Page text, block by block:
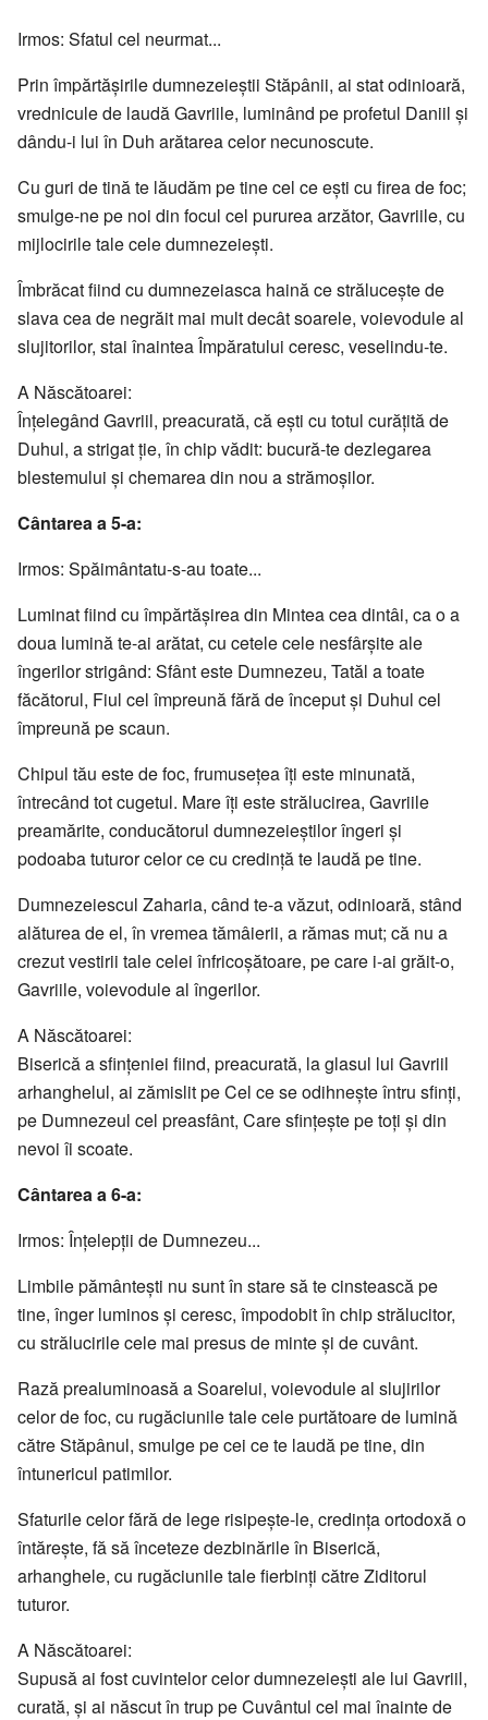
Irmos: Sfatul cel neurmat...
Prin împărtăşirile dumnezeieştii Stăpânii, ai stat odinioară,
vrednicule de laudă Gavriile, luminând pe profetul Daniil şi
dându-i lui în Duh arătarea celor necunoscute.
Cu guri de tină te lăudăm pe tine cel ce eşti cu firea de foc;
smulge-ne pe noi din focul cel pururea arzător, Gavriile, cu
mijlocirile tale cele dumnezeieşti.
Îmbrăcat fiind cu dumnezeiasca haină ce străluceşte de
slava cea de negrăit mai mult decât soarele, voievodule al
slujitorilor, stai înaintea Împăratului ceresc, veselindu-te.
A Născătoarei:
Înţelegând Gavriil, preacurată, că eşti cu totul curăţită de
Duhul, a strigat ţie, în chip vădit: bucură-te dezlegarea
blestemului şi chemarea din nou a strămoşilor.
Cântarea a 5-a:
Irmos: Spăimântatu-s-au toate...
Luminat fiind cu împărtăşirea din Mintea cea dintâi, ca o a
doua lumină te-ai arătat, cu cetele cele nesfârşite ale
îngerilor strigând: Sfânt este Dumnezeu, Tatăl a toate
făcătorul, Fiul cel împreună fără de început şi Duhul cel
împreună pe scaun.
Chipul tău este de foc, frumuseţea îţi este minunată,
întrecând tot cugetul. Mare îţi este strălucirea, Gavriile
preamărite, conducătorul dumnezeieştilor îngeri şi
podoaba tuturor celor ce cu credinţă te laudă pe tine.
Dumnezeiescul Zaharia, când te-a văzut, odinioară, stând
alăturea de el, în vremea tămâierii, a rămas mut; că nu a
crezut vestirii tale celei înfricoşătoare, pe care i-ai grăit-o,
Gavriile, voievodule al îngerilor.
A Născătoarei:
Biserică a sfinţeniei fiind, preacurată, la glasul lui Gavriil
arhanghelul, ai zămislit pe Cel ce se odihneşte întru sfinţi,
pe Dumnezeul cel preasfânt, Care sfinţeşte pe toţi şi din
nevoi îi scoate.
Cântarea a 6-a:
Irmos: Înţelepţii de Dumnezeu...
Limbile pământeşti nu sunt în stare să te cinstească pe
tine, înger luminos şi ceresc, împodobit în chip strălucitor,
cu strălucirile cele mai presus de minte şi de cuvânt.
Rază prealuminoasă a Soarelui, voievodule al slujirilor
celor de foc, cu rugăciunile tale cele purtătoare de lumină
către Stăpânul, smulge pe cei ce te laudă pe tine, din
întunericul patimilor.
Sfaturile celor fără de lege risipeşte-le, credinţa ortodoxă o
întăreşte, fă să înceteze dezbinările în Biserică,
arhanghele, cu rugăciunile tale fierbinţi către Ziditorul
tuturor.
A Născătoarei:
Supusă ai fost cuvintelor celor dumnezeieşti ale lui Gavriil,
curată, şi ai născut în trup pe Cuvântul cel mai înainte de